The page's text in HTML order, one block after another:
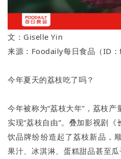
文：Giselle Yin
来源：Foodaily每日食品（ID：
今年夏天的荔枝吃了吗？
今年被称为“荔枝大年”，荔枝
实现“荔枝自由”。叠加影视剧
饮品牌纷纷造起了荔枝新品，
果汁、冰淇淋、蛋糕甜品甚至